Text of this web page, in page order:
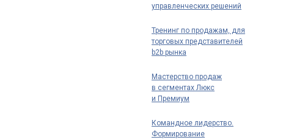
управленческих решений
Тренинг по продажам, для
торговых представителей
b2b рынка
Мастерство продаж
в сегментах Люкс
и Премиум
Командное лидерство.
Формирование